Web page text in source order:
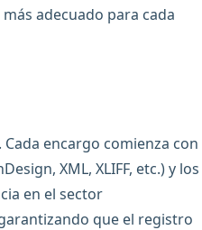
adecuado para cada
encargo comienza con
XML, XLIFF, etc.) y los
en el sector
que el registro